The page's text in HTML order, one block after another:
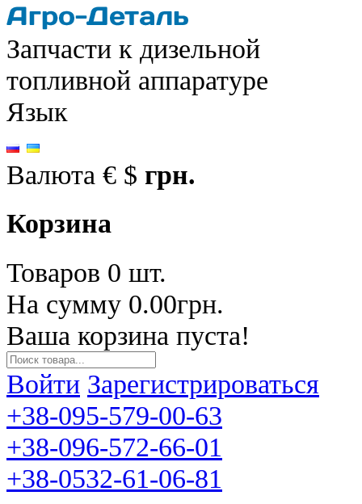
Запчасти к дизельной
топливной аппаратуре
Язык
Валюта € $ грн.
Корзина
Товаров 0 шт.
На сумму 0.00грн.
Ваша корзина пуста!
Войти Зарегистрироваться
+38-095-579-00-63
+38-096-572-66-01
+38-0532-61-06-81